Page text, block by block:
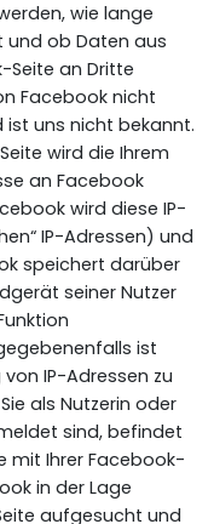
wie lange
und ob Daten aus
Seite an Dritte
Facebook nicht
uns nicht bekannt.
wird die Ihrem
an Facebook
wird diese IP-
IP-Adressen) und
speichert darüber
seiner Nutzer
ist
IP-Adressen zu
als Nutzerin oder
sind, befindet
mit Ihrer Facebook-
in der Lage
aufgesucht und